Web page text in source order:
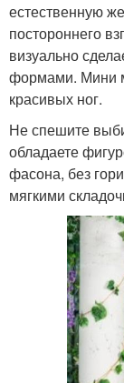
естественную
постороннего
визуально
формами. Мини
красивых ног.
Не спешите
обладаете
фасона, без
мягкими